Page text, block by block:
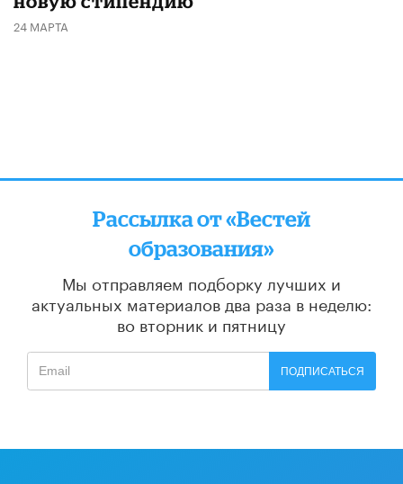
24 МАРТА
Рассылка от «Вестей
образования»
Мы отправляем подборку лучших и
актуальных материалов два раза в неделю:
во вторник и пятницу
ПОДПИСАТЬСЯ